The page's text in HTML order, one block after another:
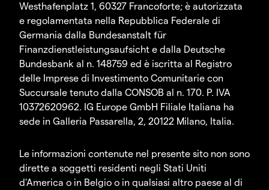
Westhafenplatz 1, 60327 Francoforte; è autorizzata
e regolamentata nella Repubblica Federale di
Germania dalla Bundesanstalt für
Finanzdienstleistungsaufsicht e dalla Deutsche
Bundesbank al n. 148759 ed è iscritta al Registro
delle Imprese di Investimento Comunitarie con
Succursale tenuto dalla CONSOB al n. 170. P. IVA
10372620962. IG Europe GmbH Filiale Italiana ha
sede in Galleria Passarella, 2, 20122 Milano, Italia.
Le informazioni contenute nel presente sito non sono
dirette a soggetti residenti negli Stati Uniti
d'America o in Belgio o in qualsiasi altro paese al di